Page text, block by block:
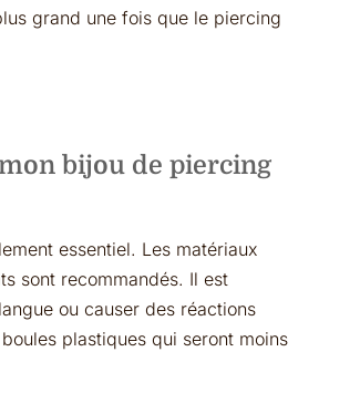
grand une fois que le piercing
bijou de piercing
essentiel. Les matériaux
sont recommandés. Il est
ou causer des réactions
plastiques qui seront moins